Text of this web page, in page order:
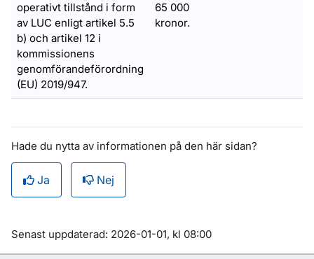
operativt tillstånd i form
av LUC enligt artikel 5.5
b) och artikel 12 i
kommissionens
genomförandeförordning
(EU) 2019/947.
65 000
kronor.
Hade du nytta av informationen på den här sidan?
Ja Nej
Om sidan
Senast uppdaterad: 2026-01-01, kl 08:00